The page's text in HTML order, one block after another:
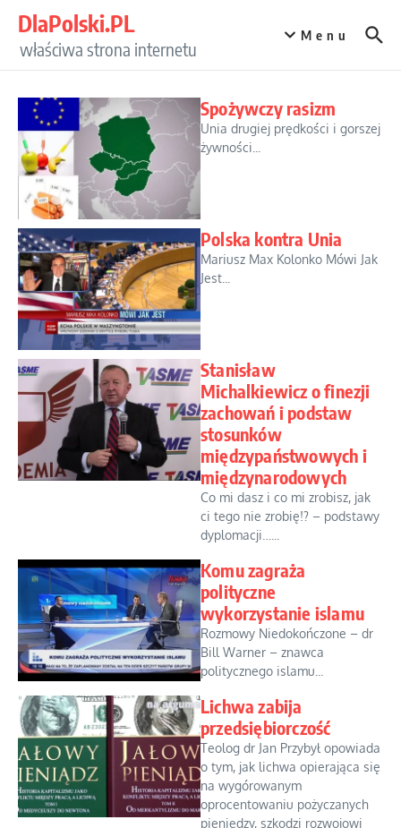
DlaPolski.PL
właściwa strona internetu
Menu
Spożywczy rasizm
Unia drugiej prędkości i gorszej
żywności...
Polska kontra Unia
Mariusz Max Kolonko Mówi Jak
Jest...
Stanisław
Michalkiewicz o finezji
zachowań i podstaw
stosunków
międzypaństwowych i
międzynarodowych
Co mi dasz i co mi zrobisz, jak
ci tego nie zrobię!? – podstawy
dyplomacji…...
Komu zagraża
polityczne
wykorzystanie islamu
Rozmowy Niedokończone – dr
Bill Warner – znawca
politycznego islamu...
Lichwa zabija
przedsiębiorczość
Teolog dr Jan Przybył opowiada
o tym, jak lichwa opierająca się
na wygórowanym
oprocentowaniu pożyczanych
pieniędzy, szkodzi rozwojowi